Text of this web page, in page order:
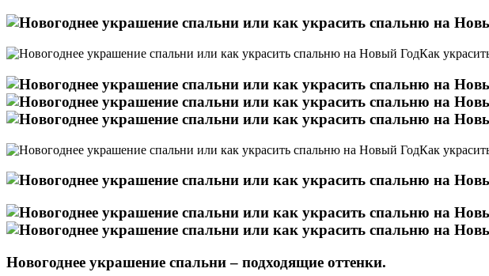
Как
Как
Новогоднее украшение спальни – подходящие оттенки.